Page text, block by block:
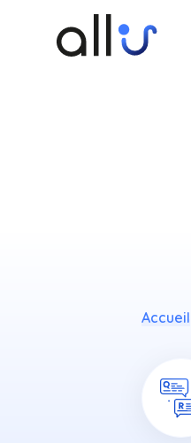
Accueil
Panneau de gestion des